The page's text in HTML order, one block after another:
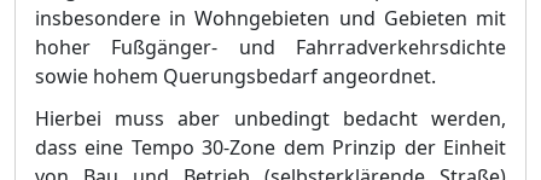
insbesondere in Wohngebieten und Gebieten mit
hoher Fußgänger- und Fahrradverkehrsdichte
sowie hohem Querungsbedarf angeordnet.
Hierbei muss aber unbedingt bedacht werden,
dass eine Tempo 30-Zone dem Prinzip der Einheit